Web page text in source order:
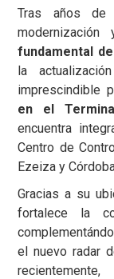
Tras años de
fundamental
la
imprescindible
en el
encuentra
Centro de
Ezeiza y
Gracias a su
fortalece la
el nuevo radar